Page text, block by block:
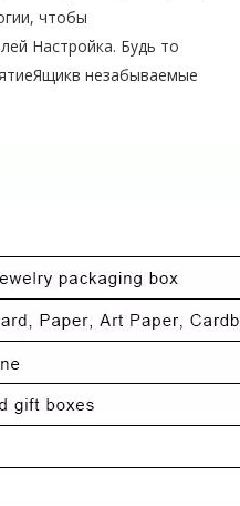
чтобы
Настройка. Будь то
незабываемые